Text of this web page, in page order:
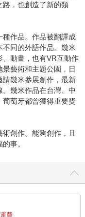
路，也創造了新的類
種作品。作品被翻譯成
不同的外語作品。幾米
、動畫，也有VR互動作
藝術和主題公園，日
幾米參展創作，最新
幾米作品在台灣、中
萄牙都曾獲得重要獎
創作。能夠創作，且
事。
費